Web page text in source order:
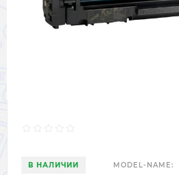
В НАЛИЧИИ MODEL-NAME: